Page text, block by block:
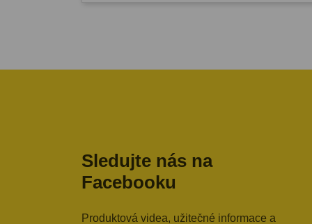
Sledujte nás na
Facebooku
Produktová videa, užitečné informace a